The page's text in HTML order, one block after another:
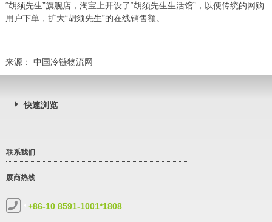
“胡须先生”旗舰店，淘宝上开设了“胡须先生生活馆”，以便传统的网购
用户下单，扩大“胡须先生”的在线销售额。
来源： 中国冷链物流网
快速浏览
联系我们
展商热线
+86-10 8591-1001*1808